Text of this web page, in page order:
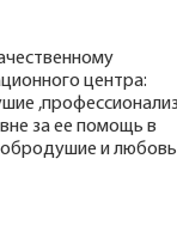
центра:
за ее помощь в
и любовь